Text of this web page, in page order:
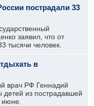
пострадали 33
заявил, что от
тысячи человек.
в
врач РФ Геннадий
из пострадавшей